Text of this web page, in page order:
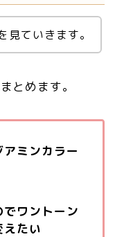
見ていきます。
とめます。
ミンカラー
ワントーン
たい